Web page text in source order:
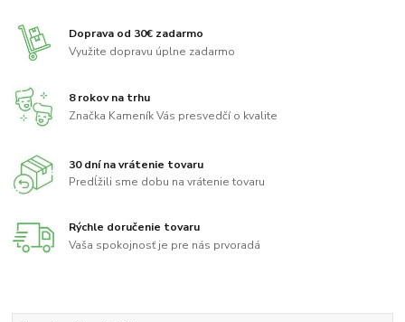
Doprava od 30€ zadarmo
Využite dopravu úplne zadarmo
8 rokov na trhu
Značka Kameník Vás presvedčí o kvalite
30 dní na vrátenie tovaru
Predĺžili sme dobu na vrátenie tovaru
Rýchle doručenie tovaru
Vaša spokojnosť je pre nás prvoradá